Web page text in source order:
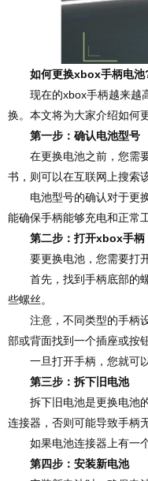
如何更换xbox手柄电池
现在的xbox手柄越来越高
换。本文将为大家介绍如何
第一步：确认电池型号
在更换电池之前，您需要
书，则可以在互联网上搜索
电池型号的确认对于更换
能确保手柄能够充电和正常工
第二步：打开xbox手柄
要更换电池，您需要打开
首先，找到手柄底部的螺
些螺丝。
注意，不同类型的手柄设
部或背面找到一个插座或按
一旦打开手柄，您就可以
第三步：拆下旧电池
拆下旧电池是更换电池的
连接器，否则可能导致手柄
如果电池连接器上有一个
第四步：安装新电池